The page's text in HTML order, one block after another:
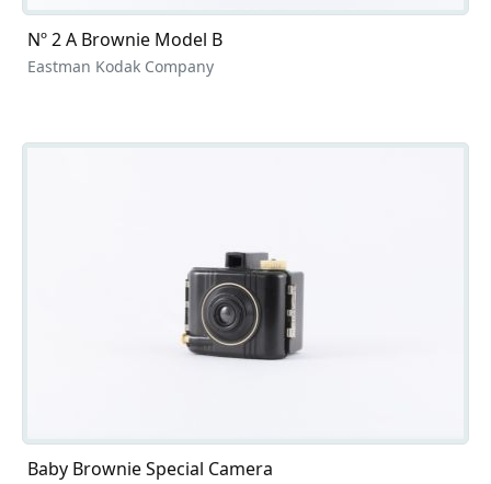
Nº 2 A Brownie Model B
Eastman Kodak Company
Baby Brownie Special Camera